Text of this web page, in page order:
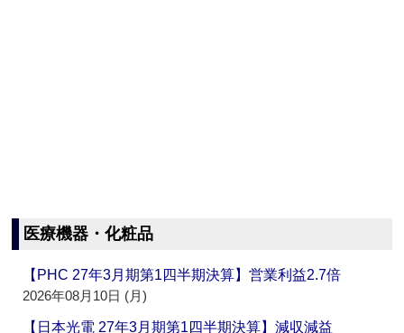
医療機器・化粧品
【PHC 27年3月期第1四半期決算】営業利益2.7倍
2026年08月10日 (月)
【日本光電 27年3月期第1四半期決算】減収減益